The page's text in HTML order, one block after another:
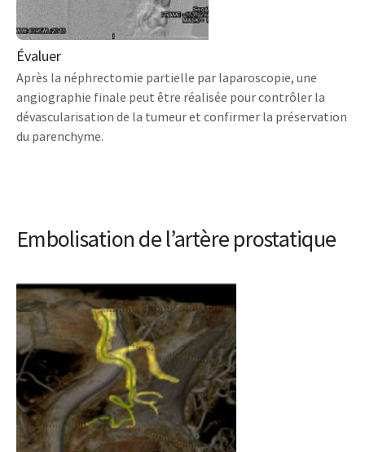
Évaluer
Après la néphrectomie partielle par laparoscopie, une
angiographie finale peut être réalisée pour contrôler la
dévascularisation de la tumeur et confirmer la préservation
du parenchyme.
Embolisation de l’artère prostatique